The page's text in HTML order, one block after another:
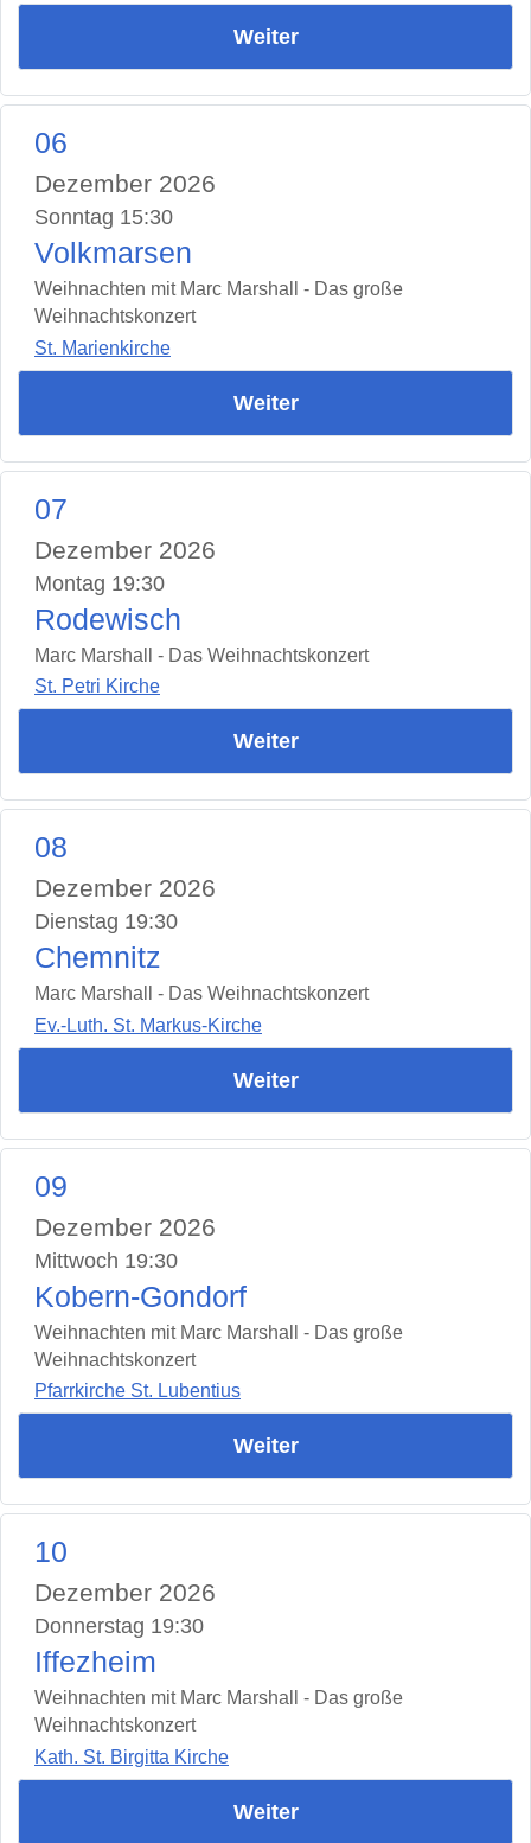
Weiter
06
Dezember 2026
Sonntag 15:30
Volkmarsen
Weihnachten mit Marc Marshall - Das große
Weihnachtskonzert
St. Marienkirche
Weiter
07
Dezember 2026
Montag 19:30
Rodewisch
Marc Marshall - Das Weihnachtskonzert
St. Petri Kirche
Weiter
08
Dezember 2026
Dienstag 19:30
Chemnitz
Marc Marshall - Das Weihnachtskonzert
Ev.-Luth. St. Markus-Kirche
Weiter
09
Dezember 2026
Mittwoch 19:30
Kobern-Gondorf
Weihnachten mit Marc Marshall - Das große
Weihnachtskonzert
Pfarrkirche St. Lubentius
Weiter
10
Dezember 2026
Donnerstag 19:30
Iffezheim
Weihnachten mit Marc Marshall - Das große
Weihnachtskonzert
Kath. St. Birgitta Kirche
Weiter